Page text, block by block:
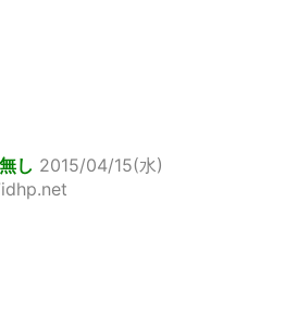
し 2015/04/15(水)